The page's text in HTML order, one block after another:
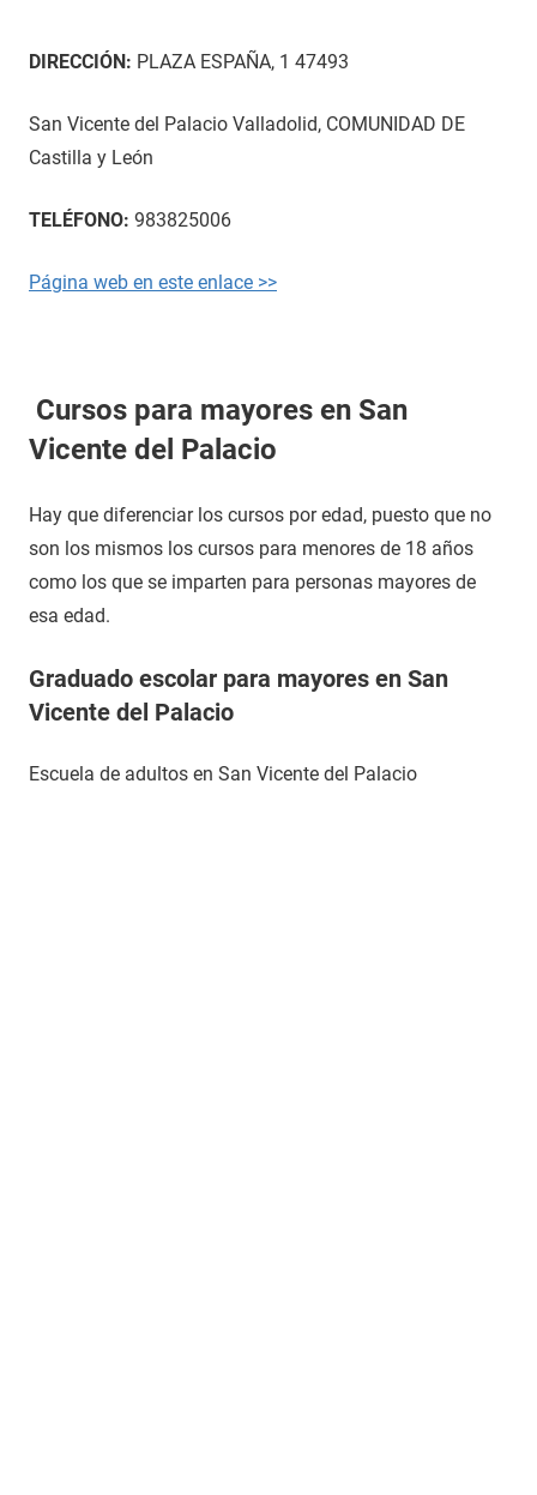
DIRECCIÓN: PLAZA ESPAÑA, 1 47493
San Vicente del Palacio Valladolid, COMUNIDAD DE
Castilla y León
TELÉFONO: 983825006
Página web en este enlace >>
Cursos para mayores en San
Vicente del Palacio
Hay que diferenciar los cursos por edad, puesto que no
son los mismos los cursos para menores de 18 años
como los que se imparten para personas mayores de
esa edad.
Graduado escolar para mayores en San
Vicente del Palacio
Escuela de adultos en San Vicente del Palacio